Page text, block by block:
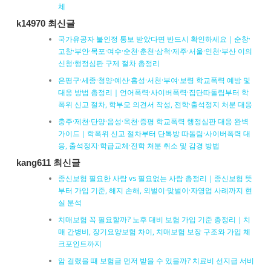
체
k14970 최신글
국가유공자 불인정 통보 받았다면 반드시 확인하세요｜순창·
고창·부안·목포·여수·순천·춘천·삼척·제주·서울·인천·부산 이의
신청·행정심판 구제 절차 총정리
은평구·세종·청양·예산·홍성·서천·부여·보령 학교폭력 예방 및
대응 방법 총정리｜언어폭력·사이버폭력·집단따돌림부터 학
폭위 신고 절차, 학부모 의견서 작성, 전학·출석정지 처분 대응
충주·제천·단양·음성·옥천·증평 학교폭력 행정심판 대응 완벽
가이드｜학폭위 신고 절차부터 단톡방 따돌림·사이버폭력 대
응, 출석정지·학급교체·전학 처분 취소 및 감경 방법
kang611 최신글
종신보험 필요한 사람 vs 필요없는 사람 총정리｜종신보험 뜻
부터 가입 기준, 해지 손해, 외벌이·맞벌이·자영업 사례까지 현
실 분석
치매보험 꼭 필요할까? 노후 대비 보험 가입 기준 총정리｜치
매 간병비, 장기요양보험 차이, 치매보험 보장 구조와 가입 체
크포인트까지
암 걸렸을 때 보험금 먼저 받을 수 있을까? 치료비 선지급 서비